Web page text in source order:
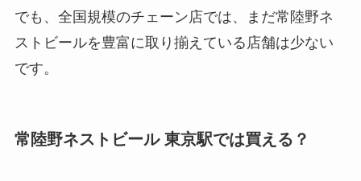
でも、全国規模のチェーン店では、まだ常陸野ネ
ストビールを豊富に取り揃えている店舗は少ない
です。
常陸野ネストビール 東京駅では買える？